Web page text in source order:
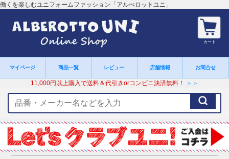
働くを楽しむユニフォームファッション「アルべロットユニ」
カート
マイページ 商品一覧 レビュー 店舗情報 お問合せ
11,000円以上購入で送料＆代引きorコンビニ決済無料！ ＞＞
ー
ワ
ー
ド